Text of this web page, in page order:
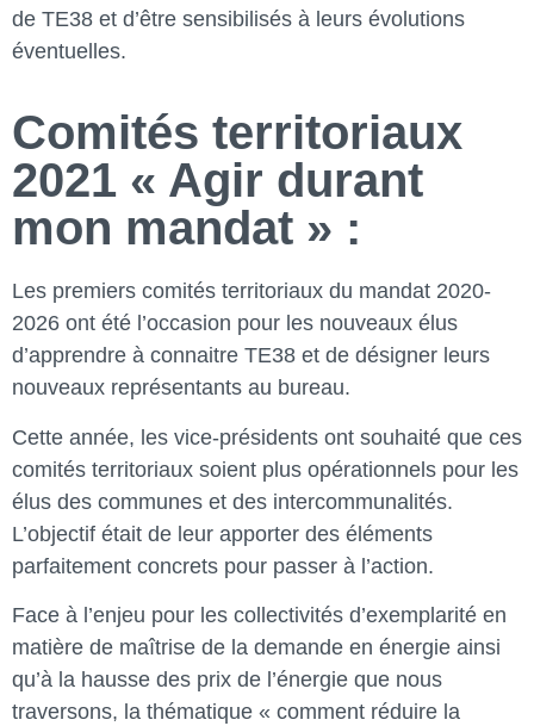
de TE38 et d’être sensibilisés à leurs évolutions
éventuelles.
Comités territoriaux
2021 « Agir durant
mon mandat » :
Les premiers comités territoriaux du mandat 2020-
2026 ont été l’occasion pour les nouveaux élus
d’apprendre à connaitre TE38 et de désigner leurs
nouveaux représentants au bureau.
Cette année, les vice-présidents ont souhaité que ces
comités territoriaux soient plus opérationnels pour les
élus des communes et des intercommunalités.
L’objectif était de leur apporter des éléments
parfaitement concrets pour passer à l’action.
Face à l’enjeu pour les collectivités d’exemplarité en
matière de maîtrise de la demande en énergie ainsi
qu’à la hausse des prix de l’énergie que nous
traversons, la thématique « comment réduire la